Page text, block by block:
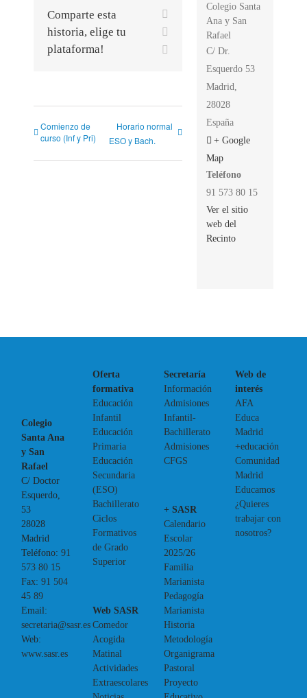
Comparte esta
historia, elige tu
plataforma!
Facebook
Comienzo de
curso (Inf y Pri)
Horario normal
ESO y Bach.
Colegio Santa
Ana y San
Rafael
C/ Dr.
Esquerdo 53
Madrid
28028
España
+ Google
Map
Teléfono
91 573 80 15
Ver el sitio
web del
Recinto
Colegio
Santa Ana
y San
Rafael
C/ Doctor
Esquerdo,
53
28028
Madrid
Teléfono:91
573 80 15
Fax:91 504
45 89
Email:
secretaria@sasr.es
Web:
www.sasr.es
Oferta
formativa
Educación
Infantil
Educación
Primaria
Educación
Secundaria
(ESO)
Bachillerato
Ciclos
Formativos
de Grado
Superior
Web SASR
Comedor
Acogida
Matinal
Actividades
Extraescolares
Secretaría
Información
Admisiones
Infantil-
Bachillerato
Admisiones
CFGS
+ SASR
Calendario
Escolar
2025/26
Familia
Marianista
Pedagogía
Marianista
Historia
Metodología
Organigrama
Pastoral
Proyecto
Web de
interés
AFA
Educa
Madrid
+educación
Comunidad
Madrid
Educamos
¿Quieres
trabajar con
nosotros?